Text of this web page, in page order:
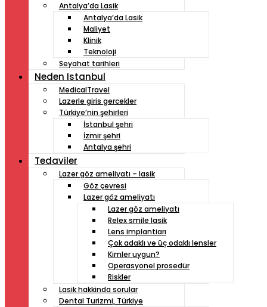
Antalya’da Lasik
Antalya’da Lasik
Maliyet
Klinik
Teknoloji
Seyahat tarihleri
Neden Istanbul
MedicalTravel
Lazerle giris gercekler
Türkiye’nin şehirleri
İstanbul şehri
İzmir şehri
Antalya şehri
Tedaviler
Lazer göz ameliyatı – lasik
Göz çevresi
Lazer göz ameliyatı
Lazer göz ameliyatı
Relex smile lasik
Lens implantiarı
Çok adaklı ve üç odaklı lensler
Kimler uygun?
Operasyonel prosedür
Riskler
Lasik hakkinda sorular
Dental Turizmi, Türkiye